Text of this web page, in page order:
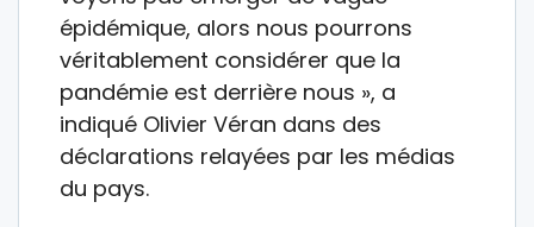
épidémique, alors nous pourrons
véritablement considérer que la
pandémie est derrière nous », a
indiqué Olivier Véran dans des
déclarations relayées par les médias
du pays.